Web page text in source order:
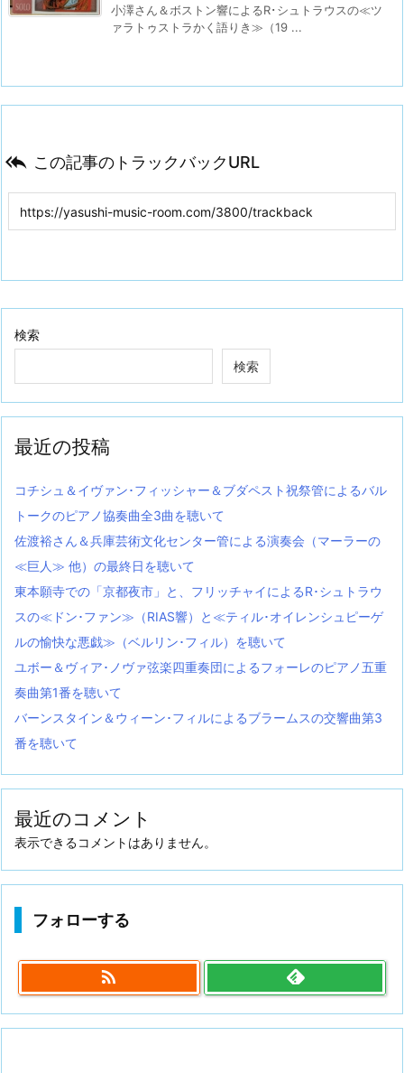
小澤さん＆ボストン響によるR･シュトラウスの≪ツ
ァラトゥストラかく語りき≫（19 ...
 この記事のトラックバックURL
検索
検索
最近の投稿
コチシュ＆イヴァン･フィッシャー＆ブダペスト祝祭管によるバル
トークのピアノ協奏曲全3曲を聴いて
佐渡裕さん＆兵庫芸術文化センター管による演奏会（マーラーの
≪巨人≫ 他）の最終日を聴いて
東本願寺での「京都夜市」と、フリッチャイによるR･シュトラウ
スの≪ドン･ファン≫（RIAS響）と≪ティル･オイレンシュピーゲ
ルの愉快な悪戯≫（ベルリン･フィル）を聴いて
ユボー＆ヴィア･ノヴァ弦楽四重奏団によるフォーレのピアノ五重
奏曲第1番を聴いて
バーンスタイン＆ウィーン･フィルによるブラームスの交響曲第3
番を聴いて
最近のコメント
表示できるコメントはありません。
フォローする
